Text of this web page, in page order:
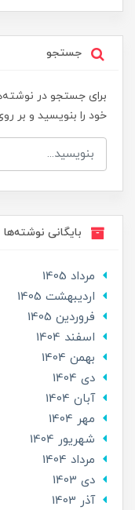
جستجو
برای جستجو در
خود را بنویسید و بر
بایگانی نوشته‌ها
مرداد 1405
ارديبهشت 1405
فروردین 1405
اسفند 1404
بهمن 1404
دی 1404
آبان 1404
مهر 1404
شهریور 1404
مرداد 1404
دی 1403
آذر 1403